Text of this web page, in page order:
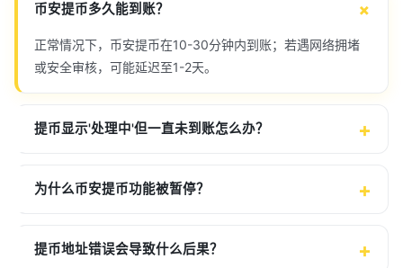
币安提币多久能到账？
正常情况下，币安提币在10-30分钟内到账；若遇网络拥堵
或安全审核，可能延迟至1-2天。
提币显示'处理中'但一直未到账怎么办？
为什么币安提币功能被暂停？
提币地址错误会导致什么后果？